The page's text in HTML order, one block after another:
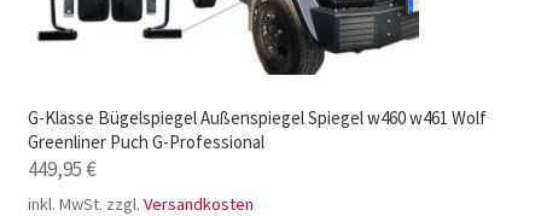
G-Klasse Bügelspiegel Außenspiegel Spiegel w460 w461 Wolf
Greenliner Puch G-Professional
449,95€
inkl. MwSt. zzgl. Versandkosten